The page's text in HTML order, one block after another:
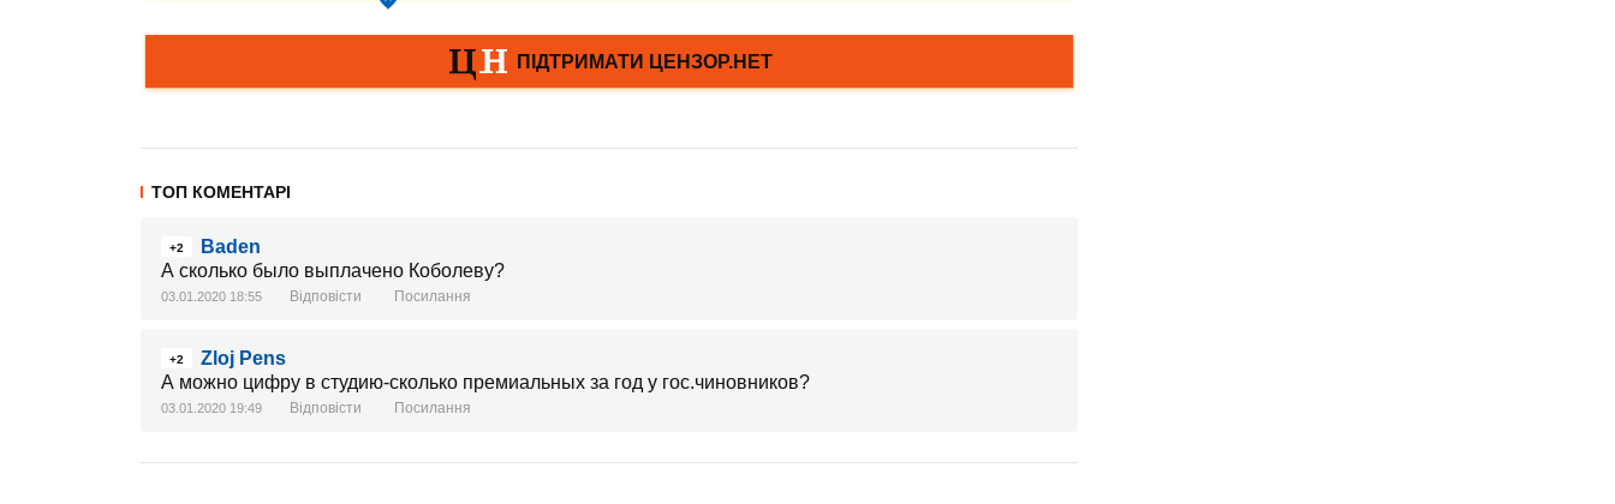
ТОП КОМЕНТАРІ
+2
Baden
А сколько было выплачено Коболеву?
03.01.2020 18:55 Відповісти Посилання
+2
Zloj Pens
А можно цифру в студию-сколько премиальных за год у гос.чиновников?
03.01.2020 19:49 Відповісти Посилання